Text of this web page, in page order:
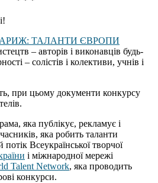
ТАЛАНТИ ЄВРОПИ
– авторів і виконавців будь-
– солістів і колективи, учнів і
при цьому документи конкурсу
яка публікує, рекламує і
яка робить таланти
Всеукраїнської творчої
і міжнародної мережі
Talent Network, яка проводить
конкурси.